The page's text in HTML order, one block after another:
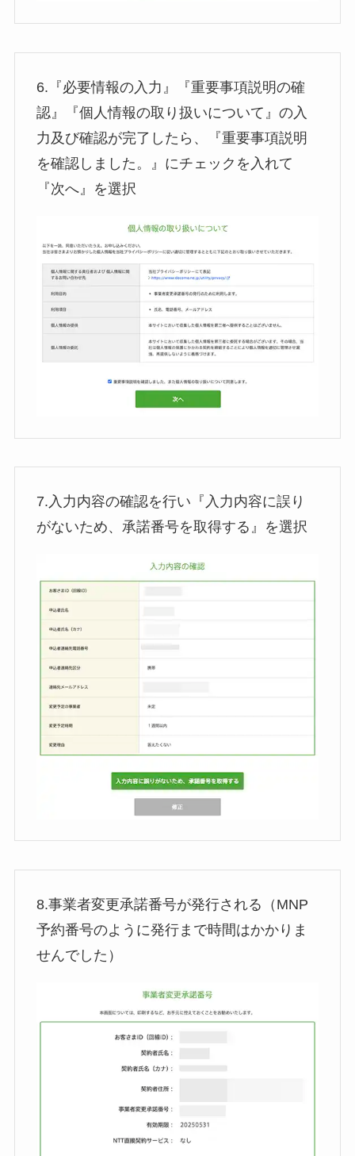
6.『必要情報の入力』『重要事項説明の確
認』『個人情報の取り扱いについて』の入
力及び確認が完了したら、『重要事項説明
を確認しました。』にチェックを入れて
『次へ』を選択
7.入力内容の確認を行い『入力内容に誤り
がないため、承諾番号を取得する』を選択
8.事業者変更承諾番号が発行される（MNP
予約番号のように発行まで時間はかかりま
せんでした）